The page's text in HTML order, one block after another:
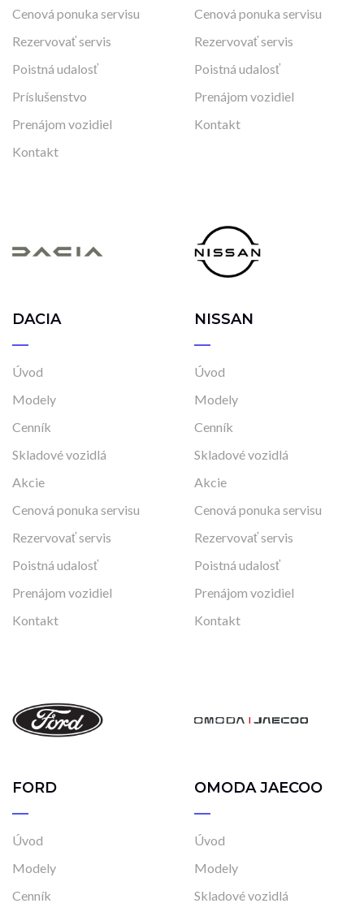
Cenová ponuka servisu
Rezervovať servis
Poistná udalosť
Príslušenstvo
Prenájom vozidiel
Kontakt
Cenová ponuka servisu
Rezervovať servis
Poistná udalosť
Prenájom vozidiel
Kontakt
DACIA
Úvod
Modely
Cenník
Skladové vozidlá
Akcie
Cenová ponuka servisu
Rezervovať servis
Poistná udalosť
Prenájom vozidiel
Kontakt
NISSAN
Úvod
Modely
Cenník
Skladové vozidlá
Akcie
Cenová ponuka servisu
Rezervovať servis
Poistná udalosť
Prenájom vozidiel
Kontakt
FORD
Úvod
Modely
Cenník
OMODA JAECOO
Úvod
Modely
Skladové vozidlá